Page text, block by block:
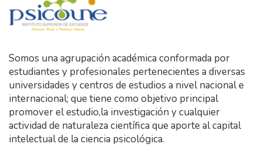
Somos una agrupación académica conformada por
estudiantes y profesionales pertenecientes a diversas
universidades y centros de estudios a nivel nacional e
internacional; que tiene como objetivo principal
promover el estudio,la investigación y cualquier
actividad de naturaleza científica que aporte al capital
intelectual de la ciencia psicológica.